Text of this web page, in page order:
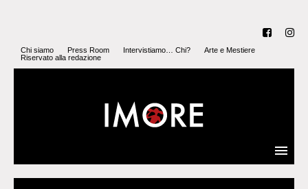
Chi siamo Press Room Intervistiamo… Chi?
Arte e Mestiere
Riservato alla redazione